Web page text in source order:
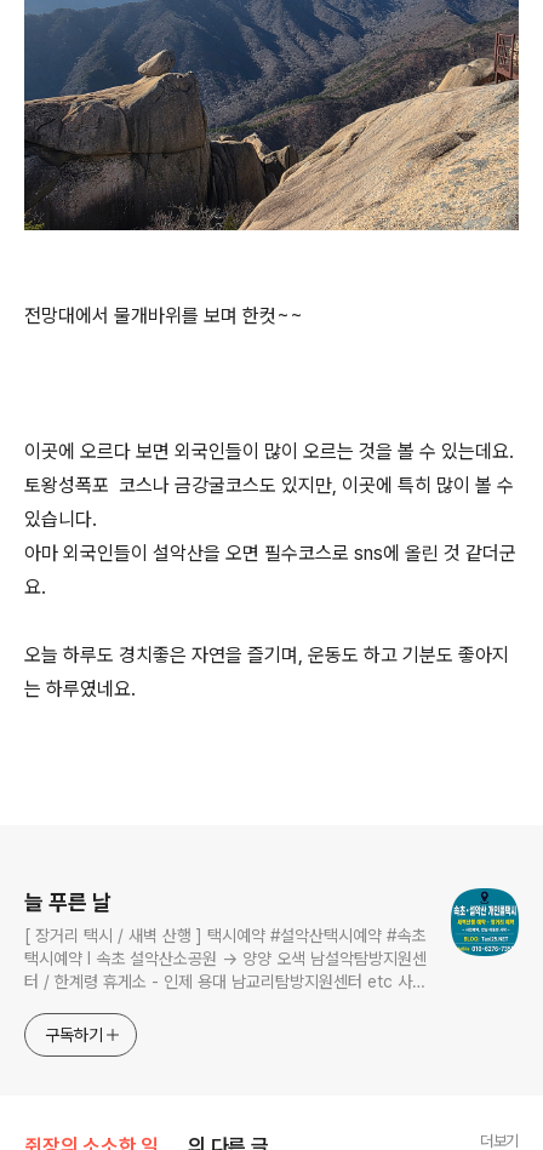
전망대에서 물개바위를 보며 한컷~~
이곳에 오르다 보면 외국인들이 많이 오르는 것을 볼 수 있는데요.
토왕성폭포 코스나 금강굴코스도 있지만, 이곳에 특히 많이 볼 수
있습니다.
아마 외국인들이 설악산을 오면 필수코스로 sns에 올린 것 같더군
요.
오늘 하루도 경치좋은 자연을 즐기며, 운동도 하고 기분도 좋아지
는 하루였네요.
늘 푸른 날
[ 장거리 택시 / 새벽 산행 ] 택시예약 #설악산택시예약 #속초
택시예약 I 속초 설악산소공원 → 양양 오색 남설악탐방지원센
터 / 한계령 휴게소 - 인제 용대 남교리탐방지원센터 etc 사전
구독하기
더보기